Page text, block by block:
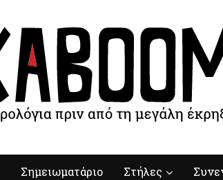
Σημειωματάριο Στήλες